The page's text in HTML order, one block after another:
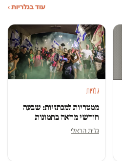
עוד בגלריות ›
גלריות
ממטריות למכתזיות: שבעה
חודשי מחאה בתמונות
גלית הראלי